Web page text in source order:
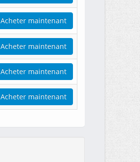
Acheter maintenant
Acheter maintenant
Acheter maintenant
Acheter maintenant